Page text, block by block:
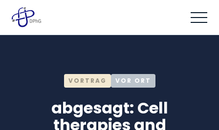
VORTRAG VOR ORT
abgesagt: Cell
therapies and